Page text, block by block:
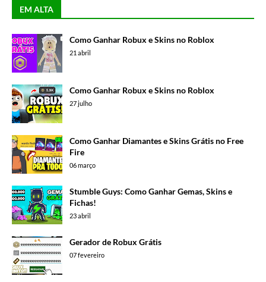
EM ALTA
Como Ganhar Robux e Skins no Roblox
21 abril
Como Ganhar Robux e Skins no Roblox
27 julho
Como Ganhar Diamantes e Skins Grátis no Free
Fire
06 março
Stumble Guys: Como Ganhar Gemas, Skins e
Fichas!
23 abril
Gerador de Robux Grátis
07 fevereiro